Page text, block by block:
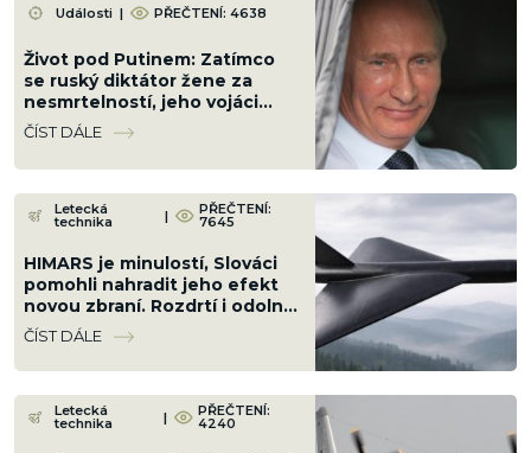
Události | PŘEČTENÍ: 4638
Život pod Putinem: Zatímco
se ruský diktátor žene za
nesmrtelností, jeho vojáci
umírají po statisících na
Ukrajině
ČÍST DÁLE
Letecká
technika | PŘEČTENÍ:
7645
HIMARS je minulostí, Slováci
pomohli nahradit jeho efekt
novou zbraní. Rozdrtí i odolné
cíle až na 250 km
ČÍST DÁLE
Letecká
technika | PŘEČTENÍ:
4240